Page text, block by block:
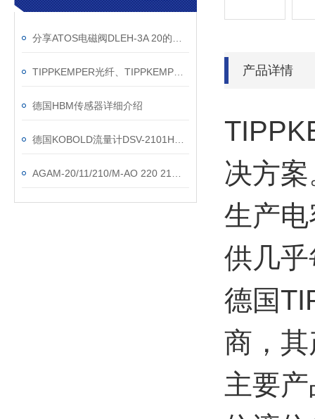
德国HBM传感器详细介绍
产品详情
决方
生产
供几
德国
商，
主要